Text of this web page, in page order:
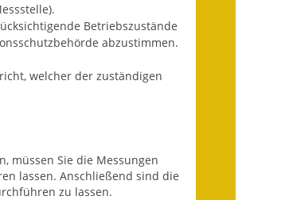
Sitzungsberichte 2019
Eröffnungsbilanz
Getrennte
Betriebszustände
abzustimmen.
welcher der zuständigen
müssen Sie die Messungen
lassen. Anschließend sind die
zu lassen.